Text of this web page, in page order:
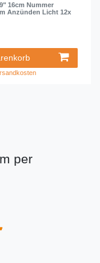
16cm Nummer
Anzünden Licht 12x
per